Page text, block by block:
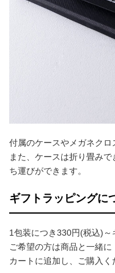
付属のケースやメガネクロ
また、ケースは折り畳み
ち運びができます。
ギフトラッピングに
1包装につき330円(税込)～
ご希望の方は商品と一緒
カートに追加し、ご購入く